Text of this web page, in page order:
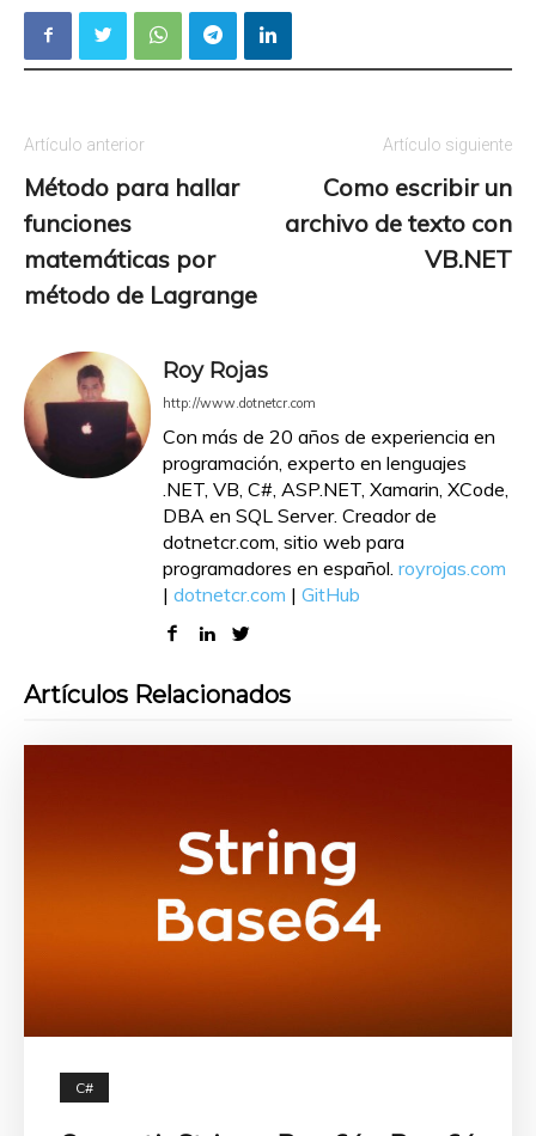
Artículo anterior
Método para hallar
funciones
matemáticas por
método de Lagrange
Artículo siguiente
Como escribir un
archivo de texto con
VB.NET
Roy Rojas
http://www.dotnetcr.com
Con más de 20 años de experiencia en
programación, experto en lenguajes
.NET, VB, C#, ASP.NET, Xamarin, XCode,
DBA en SQL Server. Creador de
dotnetcr.com, sitio web para
programadores en español. royrojas.com
| dotnetcr.com | GitHub
Artículos Relacionados
C#